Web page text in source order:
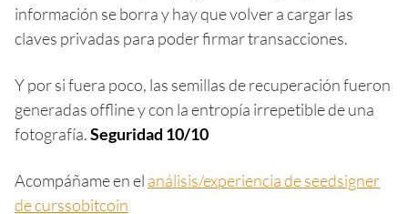
información se borra y hay que volver a cargar las
claves privadas para poder firmar transacciones.
Y por si fuera poco, las semillas de recuperación fueron
generadas offline y con la entropía irrepetible de una
fotografía.Seguridad 10/10
Acompáñame en el análisis/experiencia de seedsigner
de curssobitcoin